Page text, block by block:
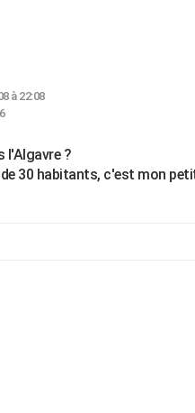
à 22:08
l'Algavre ?
30 habitants, c'est mon